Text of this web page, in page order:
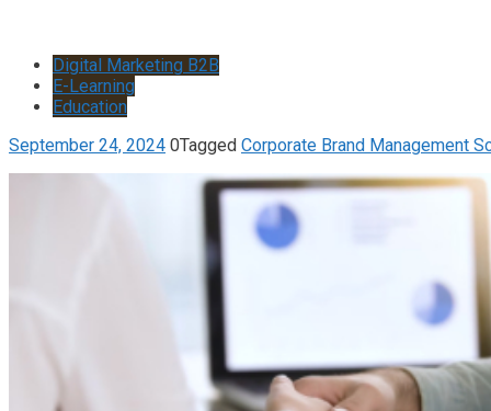
Digital Marketing B2B
E-Learning
Education
September 24, 2024 0Tagged Corporate Brand Management